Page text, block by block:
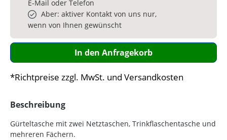
E‑Mail oder Telefon
Aber: aktiver Kontakt von uns nur,
wenn von Ihnen gewünscht
In den Anfragekorb
*Richtpreise zzgl. MwSt. und Versandkosten
Beschreibung
Gürteltasche mit zwei Netztaschen, Trinkflaschentasche und
mehreren Fächern.